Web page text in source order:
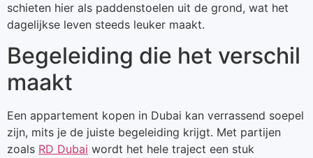
schieten hier als paddenstoelen uit de grond, wat het
dagelijkse leven steeds leuker maakt.
Begeleiding die het verschil
maakt
Een appartement kopen in Dubai kan verrassend soepel
zijn, mits je de juiste begeleiding krijgt. Met partijen
zoals RD Dubai wordt het hele traject een stuk